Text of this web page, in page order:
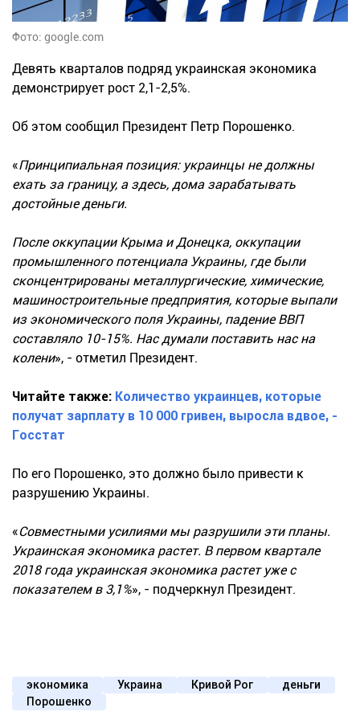
Фото: google.com
Девять кварталов подряд украинская экономика
демонстрирует рост 2,1-2,5%.
Об этом сообщил Президент Петр Порошенко.
«Принципиальная позиция: украинцы не должны
ехать за границу, а здесь, дома зарабатывать
достойные деньги.
После оккупации Крыма и Донецка, оккупации
промышленного потенциала Украины, где были
сконцентрированы металлургические, химические,
машиностроительные предприятия, которые выпали
из экономического поля Украины, падение ВВП
составляло 10-15%. Нас думали поставить нас на
колени», - отметил Президент.
Читайте также: Количество украинцев, которые
получат зарплату в 10 000 гривен, выросла вдвое, -
Госстат
По его Порошенко, это должно было привести к
разрушению Украины.
«Совместными усилиями мы разрушили эти планы.
Украинская экономика растет. В первом квартале
2018 года украинская экономика растет уже с
показателем в 3,1%», - подчеркнул Президент.
экономика Украина Кривой Рог
деньги
Порошенко